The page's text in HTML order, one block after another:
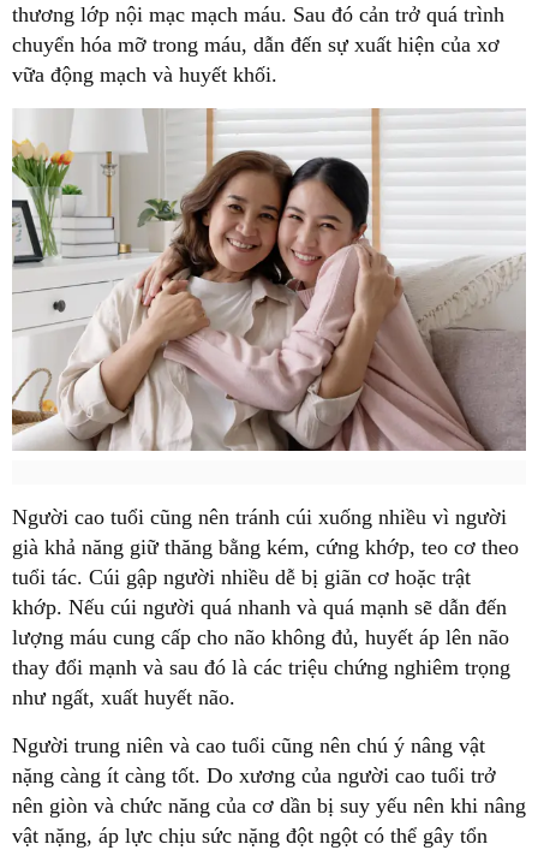
thương lớp nội mạc mạch máu. Sau đó cản trở quá trình
chuyển hóa mỡ trong máu, dẫn đến sự xuất hiện của xơ
vữa động mạch và huyết khối.
Người cao tuổi cũng nên tránh cúi xuống nhiều vì người
già khả năng giữ thăng bằng kém, cứng khớp, teo cơ theo
tuổi tác. Cúi gập người nhiều dễ bị giãn cơ hoặc trật
khớp. Nếu cúi người quá nhanh và quá mạnh sẽ dẫn đến
lượng máu cung cấp cho não không đủ, huyết áp lên não
thay đổi mạnh và sau đó là các triệu chứng nghiêm trọng
như ngất, xuất huyết não.
Người trung niên và cao tuổi cũng nên chú ý nâng vật
nặng càng ít càng tốt. Do xương của người cao tuổi trở
nên giòn và chức năng của cơ dần bị suy yếu nên khi nâng
vật nặng, áp lực chịu sức nặng đột ngột có thể gây tổn